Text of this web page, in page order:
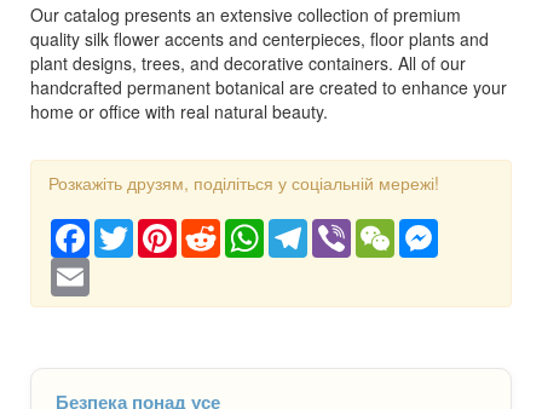
Our catalog presents an extensive collection of premium
quality silk flower accents and centerpieces, floor plants and
plant designs, trees, and decorative containers. All of our
handcrafted permanent botanical are created to enhance your
home or office with real natural beauty.
Розкажіть друзям, поділіться у соціальній мережі!
Facebook
TwitterPinterestRedditWhatsAppTelegram
Viber WeChat
Безпека понад усе